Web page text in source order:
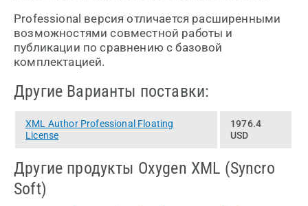
Professional версия отличается расширенными
возможностями совместной работы и
публикации по сравнению с базовой
комплектацией.
Другие Варианты поставки:
XML Author Professional Floating
License
1976.4
USD
Другие продукты Oxygen XML (Syncro
Soft)